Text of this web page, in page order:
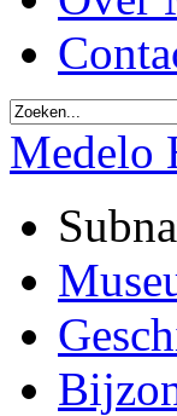
Medelo